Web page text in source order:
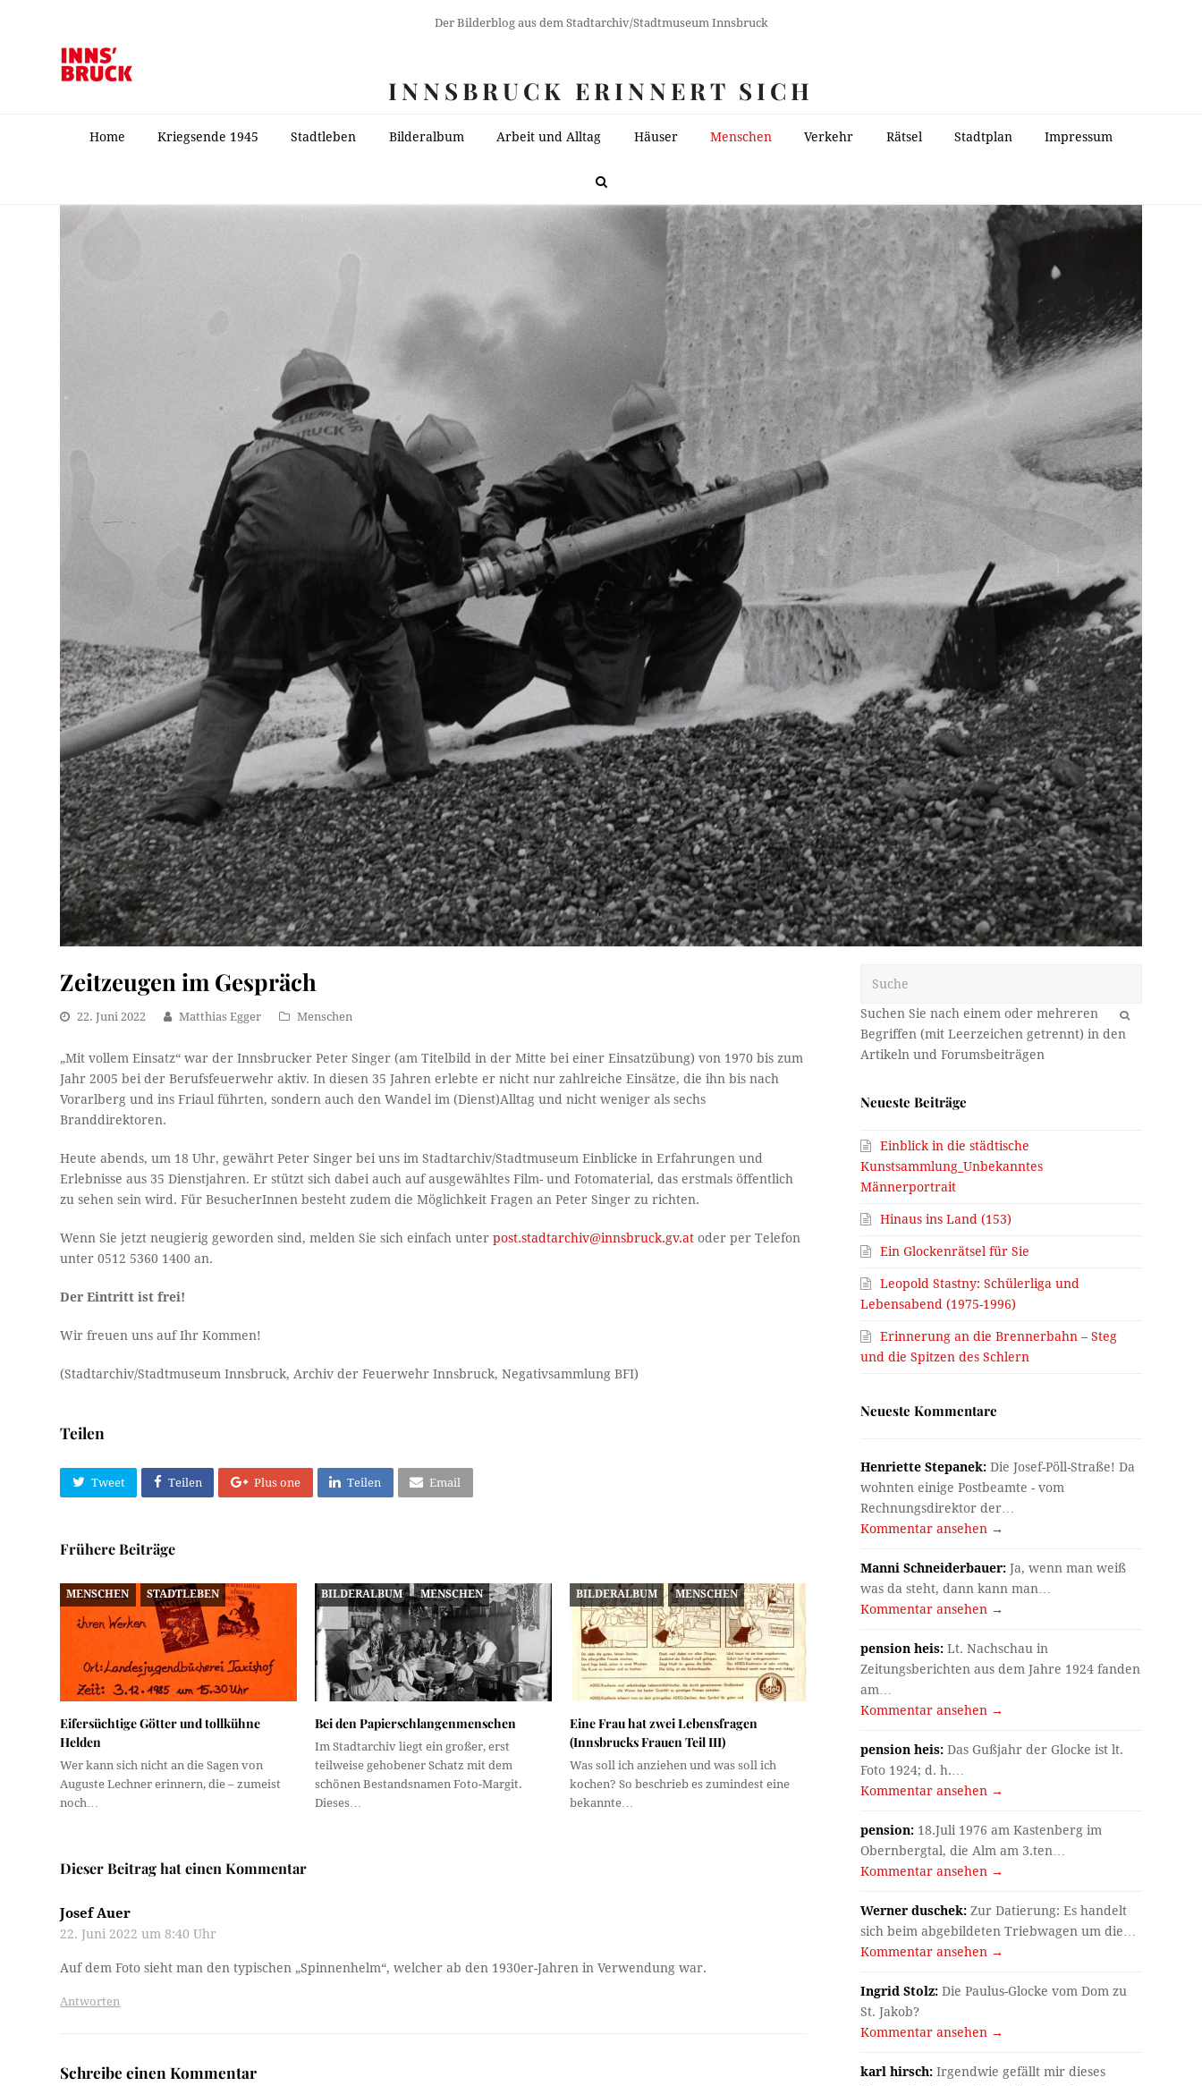
Der Bilderblog aus dem Stadtarchiv/Stadtmuseum Innsbruck
INNSBRUCK ERINNERT SICH
Home Kriegsende 1945 Stadtleben Bilderalbum Arbeit und Alltag Häuser Menschen Verkehr Rätsel Stadtplan Impressum
Zeitzeugen im Gespräch
22. Juni 2022 Matthias Egger Menschen
„Mit vollem Einsatz“ war der Innsbrucker Peter Singer (am Titelbild in der Mitte bei einer Einsatzübung) von 1970 bis zum
Jahr 2005 bei der Berufsfeuerwehr aktiv. In diesen 35 Jahren erlebte er nicht nur zahlreiche Einsätze, die ihn bis nach
Vorarlberg und ins Friaul führten, sondern auch den Wandel im (Dienst)Alltag und nicht weniger als sechs
Branddirektoren.
Heute abends, um 18 Uhr, gewährt Peter Singer bei uns im Stadtarchiv/Stadtmuseum Einblicke in Erfahrungen und
Erlebnisse aus 35 Dienstjahren. Er stützt sich dabei auch auf ausgewähltes Film- und Fotomaterial, das erstmals öffentlich
zu sehen sein wird. Für BesucherInnen besteht zudem die Möglichkeit Fragen an Peter Singer zu richten.
Wenn Sie jetzt neugierig geworden sind, melden Sie sich einfach unterpost.stadtarchiv@innsbruck.gv.at oder per Telefon
unter 0512 5360 1400 an.
Der Eintritt ist frei!
Wir freuen uns auf Ihr Kommen!
(Stadtarchiv/Stadtmuseum Innsbruck, Archiv der Feuerwehr Innsbruck, Negativsammlung BFI)
Teilen
Tweet Teilen Plus one Teilen Email
Frühere Beiträge
MENSCHEN STADTLEBEN
Eifersüchtige Götter und tollkühne
Helden
Wer kann sich nicht an die Sagen von
Auguste Lechner erinnern, die – zumeist
noch…
BILDERALBUM MENSCHEN
Bei den Papierschlangenmenschen
Im Stadtarchiv liegt ein großer, erst
teilweise gehobener Schatz mit dem
schönen Bestandsnamen Foto-Margit.
Dieses…
BILDERALBUM MENSCHEN
Eine Frau hat zwei Lebensfragen
(Innsbrucks Frauen Teil III)
Was soll ich anziehen und was soll ich
kochen? So beschrieb es zumindest eine
bekannte…
Dieser Beitrag hat einen Kommentar
Josef Auer
22. Juni 2022 um 8:40 Uhr
Auf dem Foto sieht man den typischen „Spinnenhelm“, welcher ab den 1930er-Jahren in Verwendung war.
Antworten
Schreibe einen Kommentar
OK
Neueste Beiträge
Einblick in die städtische
Kunstsammlung_Unbekanntes
Männerportrait
Hinaus ins Land (153)
Ein Glockenrätsel für Sie
Leopold Stastny: Schülerliga und
Lebensabend (1975-1996)
Erinnerung an die Brennerbahn – Steg
und die Spitzen des Schlern
Neueste Kommentare
Henriette Stepanek: Die Josef-Pöll-Straße! Da
wohnten einige Postbeamte - vom
Rechnungsdirektor der…
Kommentar ansehen →
Manni Schneiderbauer: Ja, wenn man weiß
was da steht, dann kann man…
Kommentar ansehen →
pension heis: Lt. Nachschau in
Zeitungsberichten aus dem Jahre 1924 fanden
am…
Kommentar ansehen →
pension heis: Das Gußjahr der Glocke ist lt.
Foto 1924; d. h.…
Kommentar ansehen →
pension: 18.Juli 1976 am Kastenberg im
Obernbergtal, die Alm am 3.ten…
Kommentar ansehen →
Werner duschek: Zur Datierung: Es handelt
sich beim abgebildeten Triebwagen um die…
Kommentar ansehen →
Ingrid Stolz: Die Paulus-Glocke vom Dom zu
St. Jakob?
Kommentar ansehen →
karl hirsch: Irgendwie gefällt mir dieses